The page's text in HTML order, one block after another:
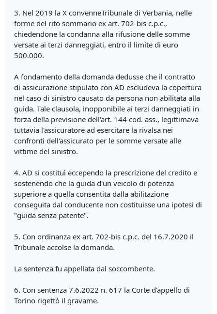
3. Nel 2019 la X convenneTribunale di Verbania, nelle
forme del rito sommario ex art. 702-bis c.p.c.,
chiedendone la condanna alla rifusione delle somme
versate ai terzi danneggiati, entro il limite di euro
500.000.
A fondamento della domanda dedusse che il contratto
di assicurazione stipulato con AD escludeva la copertura
nel caso di sinistro causato da persona non abilitata alla
guida. Tale clausola, inopponibile ai terzi danneggiati in
forza della previsione dell'art. 144 cod. ass., legittimava
tuttavia l'assicuratore ad esercitare la rivalsa nei
confronti dell'assicurato per le somme versate alle
vittime del sinistro.
4. AD si costituì eccependo la prescrizione del credito e
sostenendo che la guida d'un veicolo di potenza
superiore a quella consentita dalla abilitazione
conseguita dal conducente non costituisse una ipotesi di
"guida senza patente".
5. Con ordinanza ex art. 702-bis c.p.c. del 16.7.2020 il
Tribunale accolse la domanda.
La sentenza fu appellata dal soccombente.
6. Con sentenza 7.6.2022 n. 617 la Corte d'appello di
Torino rigettò il gravame.